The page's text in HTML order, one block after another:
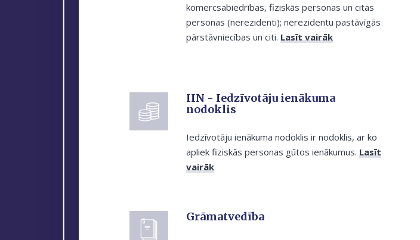
komercsabiedrības, fiziskās personas un citas
personas (nerezidenti); nerezidentu pastāvīgās
pārstāvniecības un citi. Lasīt vairāk
IIN - Iedzīvotāju ienākuma
nodoklis
Iedzīvotāju ienākuma nodoklis ir nodoklis, ar ko
apliek fiziskās personas gūtos ienākumus. Lasīt
vairāk
Grāmatvedība